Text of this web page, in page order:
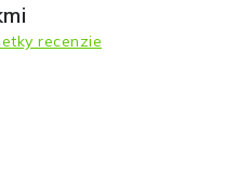
recenzie